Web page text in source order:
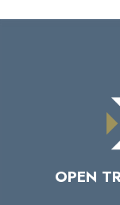
OPEN